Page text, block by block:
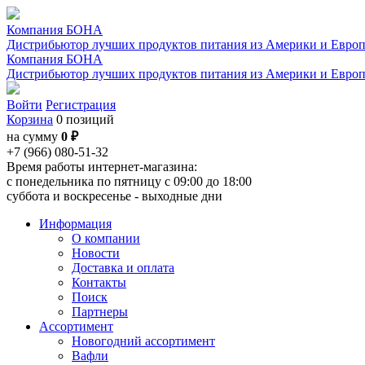
Компания БОНА
Дистрибьютор лучших продуктов питания из Америки и
Компания БОНА
Дистрибьютор лучших продуктов питания из Америки и
Войти Регистрация
Корзина 0 позиций
на сумму 0 ₽
+7 (966) 080-51-32
Время работы интернет-магазина:
с понедельника по пятницу с 09:00 до 18:00
суббота и воскресенье - выходные дни
Информация
О компании
Новости
Доставка и оплата
Контакты
Поиск
Партнеры
Ассортимент
Новогодний ассортимент
Вафли